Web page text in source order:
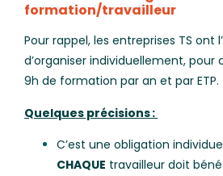
formation/travailleur
Pour rappel, les entreprises TS ont
d’organiser individuellement, pour
9h de formation par an et par ETP.
Quelques précisions :
C’est une obligation
CHAQUE travailleur doit